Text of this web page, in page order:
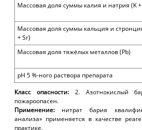
Массовая доля суммы калия и натрия (K
Массовая доля суммы кальция и
+ Sr)
Массовая доля тяжёлых металлов (Рb)
pН 5 %-ного раствора препарата
Класс опасности: 2.Азотнокислый
пожароопасен.
Применение:
нитрат бария
анализа» применяется в качестве
практике.